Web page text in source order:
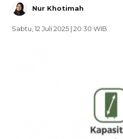
Nur Khotimah
Sabtu, 12 Juli 2025 | 20:30 WIB